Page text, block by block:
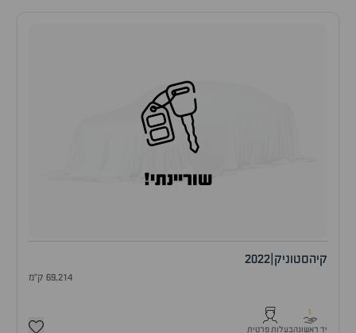
שוריינתי!
קיהסטוניק 2022
69,214 ק"מ
1
יד ראשונהבעלות פרטית